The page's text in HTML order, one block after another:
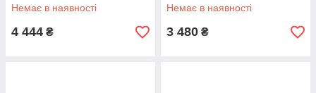
Немає в наявності
4 444 ₴
Немає в наявності
3 480 ₴